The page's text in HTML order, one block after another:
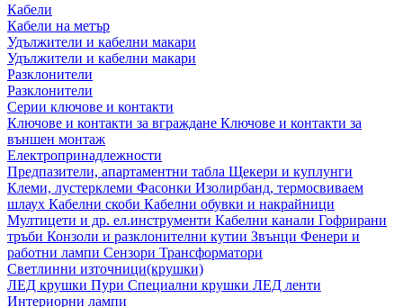
Кабели
Кабели на метър
Удължители и кабелни макари
Удължители и кабелни макари
Разклонители
Разклонители
Серии ключове и контакти
Ключове и контакти за вграждане Ключове и контакти за
външен монтаж
Електропринадлежности
Предпазители, апартаментни табла Щекери и куплунги
Клеми, лустерклеми Фасонки Изолирбанд, термосвиваем
шлаух Кабелни скоби Кабелни обувки и накрайници
Мултицети и др. ел.инструменти Кабелни канали Гофрирани
тръби Конзоли и разклонителни кутии Звънци Фенери и
работни лампи Сензори Трансформатори
Светлинни източници(крушки)
ЛЕД крушки Пури Специални крушки ЛЕД ленти
Интериорни лампи